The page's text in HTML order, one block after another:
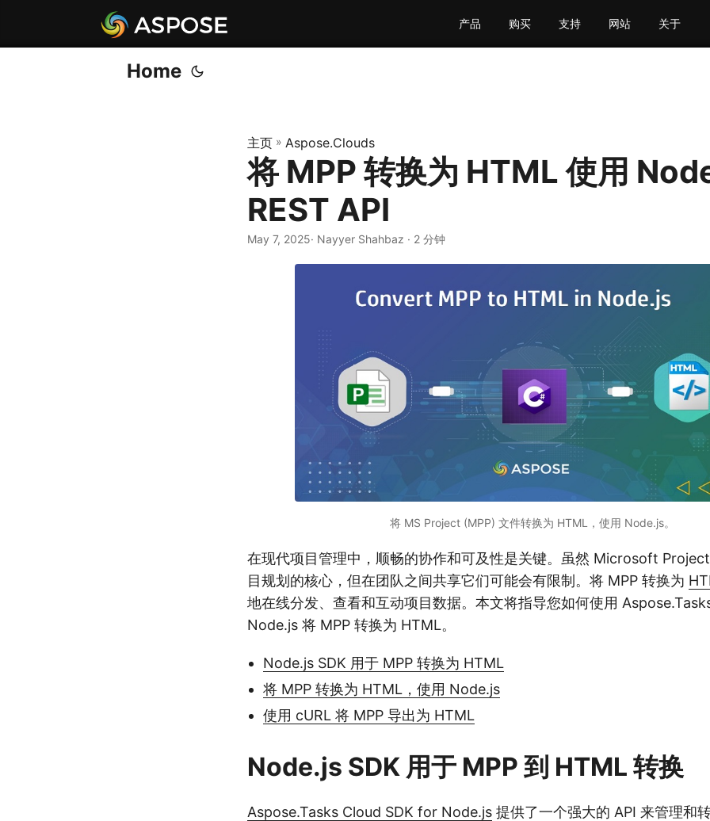
产品 购买 支持 网站 关于
Home
主页 » Aspose.Clouds
将 MPP 转换为 HTML 使用
REST API
May 7, 2025· Nayyer Shahbaz · 2 分钟
将 MS Project (MPP) 文件转换为 HTML，使用 Node.js。
在现代项目管理中，顺畅的协作和可及性是关键。虽然 Microsoft
目规划的核心，但在团队之间共享它们可能会有限制。将 MPP 转换为
地在线分发、查看和互动项目数据。本文将指导您如何使用
Node.js 将 MPP 转换为 HTML。
Node.js SDK 用于 MPP 转换为 HTML
将 MPP 转换为 HTML，使用 Node.js
使用 cURL 将 MPP 导出为 HTML
Node.js SDK 用于 MPP 到 HTML 转换
Aspose.Tasks Cloud SDK for Node.js 提供了一个强大的 API 来管理和